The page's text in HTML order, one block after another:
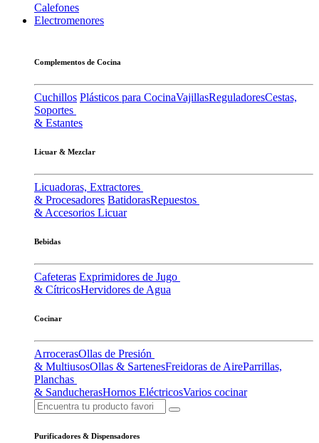
Calefones
Electromenores
Complementos de Cocina
Cuchillos Plásticos para CocinaVajillasReguladoresCestas,
Soportes
& Estantes
Licuar & Mezclar
Licuadoras, Extractores
& Procesadores BatidorasRepuestos
& Accesorios Licuar
Bebidas
Cafeteras Exprimidores de Jugo
& CítricosHervidores de Agua
Cocinar
ArrocerasOllas de Presión
& MultiusosOllas & SartenesFreidoras de AireParrillas,
Planchas
& SanducherasHornos EléctricosVarios cocinar
Purificadores & Dispensadores